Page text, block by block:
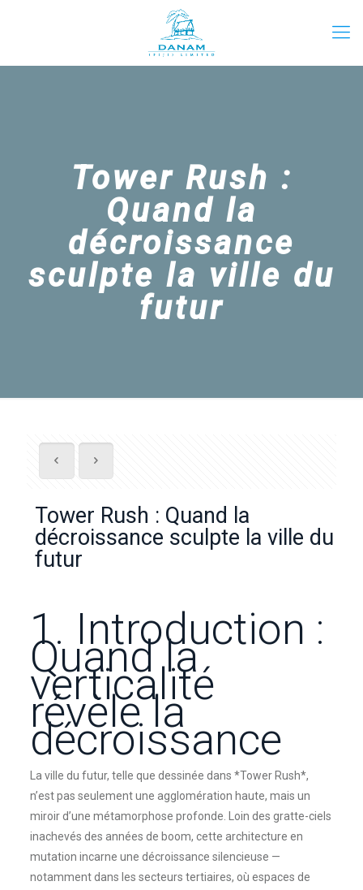
Tower Rush :
Quand la
décroissance
sculpte la ville du
futur
Tower Rush : Quand la
décroissance sculpte la ville du
futur
1. Introduction :
Quand la
verticalité
révèle la
décroissance
La ville du futur, telle que dessinée dans *Tower Rush*,
n’est pas seulement une agglomération haute, mais un
miroir d’une métamorphose profonde. Loin des gratte-ciels
inachevés des années de boom, cette architecture en
mutation incarne une décroissance silencieuse —
notamment dans les secteurs tertiaires, où espaces de